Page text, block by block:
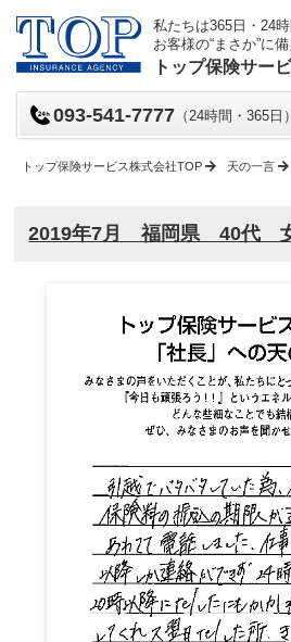
私たちは365日・24
お客様の“まさか”に
トップ保険サー
093-541-7777 （24時間・365日）
トップ保険サービス株式会社TOP 天の一言
2019年7月 福岡県 40代 女